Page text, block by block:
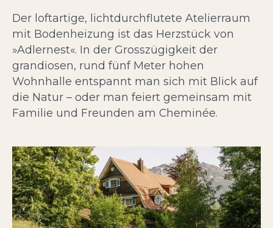
Der loftartige, lichtdurchflutete Atelierraum
mit Bodenheizung ist das Herzstück von
»Adlernest«. In der Grosszügigkeit der
grandiosen, rund fünf Meter hohen
Wohnhalle entspannt man sich mit Blick auf
die Natur – oder man feiert gemeinsam mit
Familie und Freunden am Cheminée.